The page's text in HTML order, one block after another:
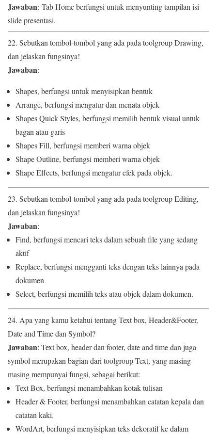
Jawaban: Tab Home berfungsi untuk menyunting tampilan isi
slide presentasi.
22. Sebutkan tombol-tombol yang ada pada toolgroup Drawing,
dan jelaskan fungsinya!
Jawaban:
Shapes, berfungsi untuk menyisipkan bentuk
Arrange, berfungsi mengatur dan menata objek
Shapes Quick Styles, berfungsi memilih bentuk visual untuk
bagan atau garis
Shapes Fill, berfungsi memberi warna objek
Shape Outline, berfungsi memberi warna objek
Shape Effects, berfungsi mengatur efek pada objek.
23. Sebutkan tombol-tombol yang ada pada toolgroup Editing,
dan jelaskan fungsinya!
Jawaban:
Find, berfungsi mencari teks dalam sebuah file yang sedang
aktif
Replace, berfungsi mengganti teks dengan teks lainnya pada
dokumen
Select, berfungsi memilih teks atau objek dalam dokumen.
24. Apa yang kamu ketahui tentang Text box, Header&Footer,
Date and Time dan Symbol?
Jawaban: Text box, header dan footer, date and time dan juga
symbol merupakan bagian dari toolgroup Text, yang masing-
masing mempunyai fungsi, sebagai berikut:
Text Box, berfungsi menambahkan kotak tulisan
Header & Footer, berfungsi menambahkan catatan kepala dan
catatan kaki.
WordArt, berfungsi menyisipkan teks dekoratif ke dalam